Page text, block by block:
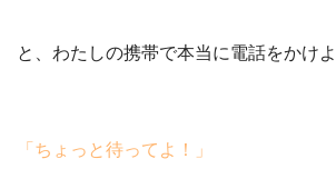
と、わたしの携帯で本当に電話をかけ
「ちょっと待ってよ！」